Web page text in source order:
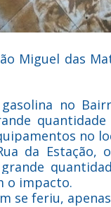
Miguel das
no
no
da
o impacto.
se feriu,